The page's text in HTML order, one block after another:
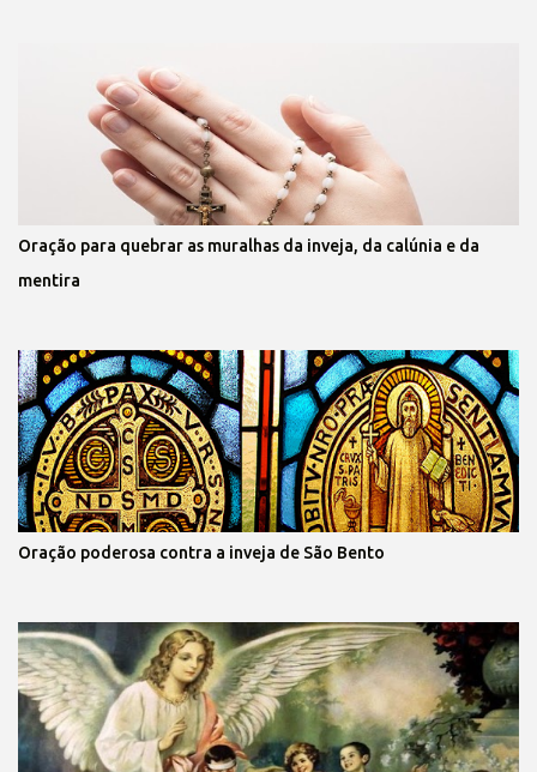
Oração para quebrar as muralhas da inveja, da calúnia e da
mentira
Oração poderosa contra a inveja de São Bento